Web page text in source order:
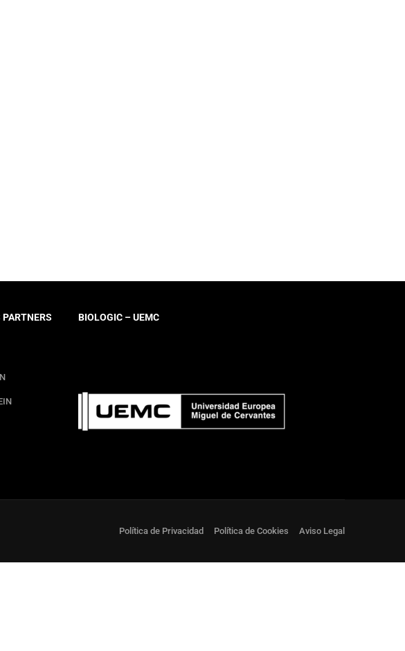
BIOLOGIC – UEMC
Política de Privacidad Política de Cookies Aviso Legal
Prótesis - ¡Doble titulación!